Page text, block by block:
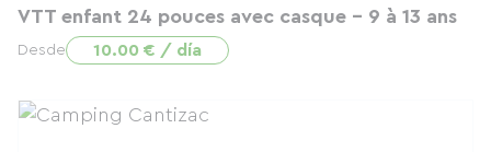
VTT enfant 24 pouces avec casque - 9 à 13 ans
Desde 10.00 € / día